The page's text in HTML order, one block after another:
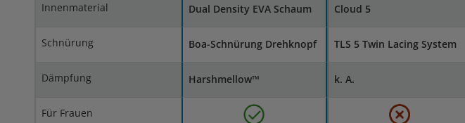
Innenmaterial Dual Density EVA Schaum Cloud 5
Schnürung Boa-Schnürung Dreh­k­nopf TLS 5 Twin Lacing System
Dämpfung Harshmellow™ k. A.
Für Frauen